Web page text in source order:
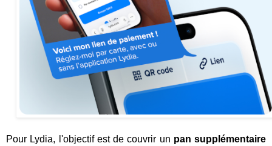
Pour Lydia, l'objectif est de couvrir un pan supplémentaire